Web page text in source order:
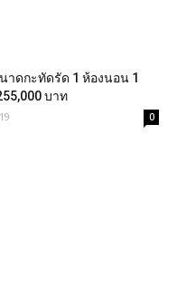
ดกะทัดรัด 1 ห้องนอน 1
บาท
0